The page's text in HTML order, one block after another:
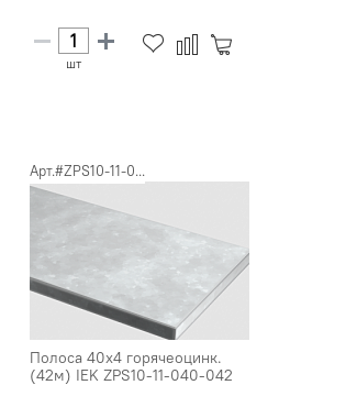
шт
Арт.#ZPS10-11-0...
Полоса 40х4 горячеоцинк.
(42м) IEK ZPS10-11-040-042